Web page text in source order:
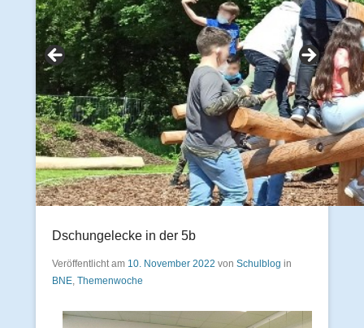
Dschungelecke in der 5b
Veröffentlicht am 10. November 2022 von Schulblog in
BNE, Themenwoche